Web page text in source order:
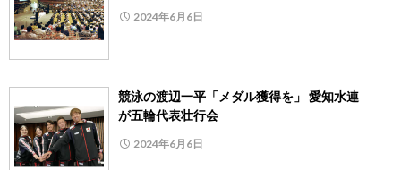
2024年6月6日
競泳の渡辺一平「メダル獲得を」 愛知水連
が五輪代表壮行会
2024年6月6日